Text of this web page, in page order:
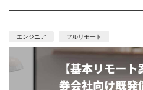
談】：WEB1回(場合によって対面
考】：服装自由、PC貸与可能
エンジニア フルリモート